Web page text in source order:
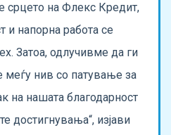
срцето на Флекс Кредит,
и напорна работа се
Затоа, одлучивме да ги
меѓу нив со патување за
на нашата благодарност
достигнувања“, изјави